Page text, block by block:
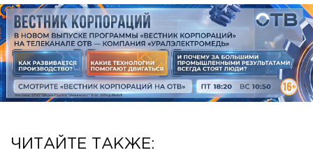
ЧИТАЙТЕ ТАКЖЕ: